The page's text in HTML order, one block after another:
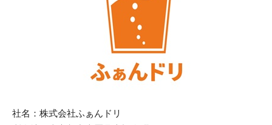
社名：株式会社ふぁんドリ